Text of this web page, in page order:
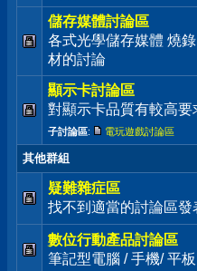
儲存媒體討論區
各式光學儲存媒體 燒
材的討論
顯示卡討論區
對顯示卡品質有較高
子討論區: 電玩遊戲討論區
其他群組
疑難雜症區
找不到適當的討論區
數位行動產品討論區
筆記型電腦 / 手機/ 平